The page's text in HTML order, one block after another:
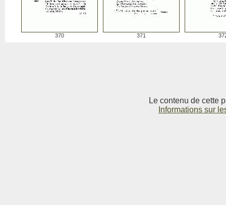
370 371
Le contenu de cette
Informations sur